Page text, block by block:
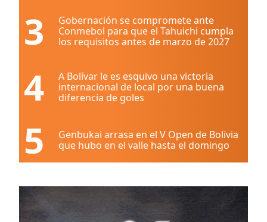
3
Gobernación se compromete ante
Conmebol para que el Tahuichi cumpla
los requisitos antes de marzo de 2027
4
A Bolívar le es esquivo una victoria
internacional de local por una buena
diferencia de goles
5
Genbukai arrasa en el V Open de Bolivia
que hubo en el valle hasta el domingo